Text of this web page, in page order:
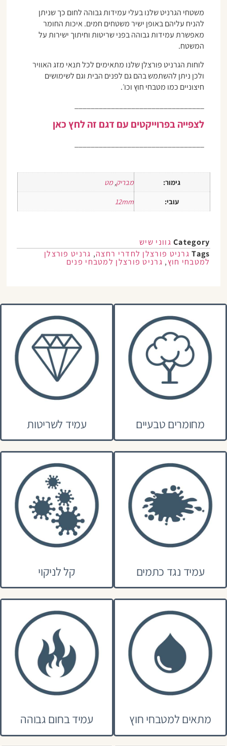
משטחי הגרניט שלנו בעלי עמידות גבוהה לחום כך שניתן
להניח עליהם באופן ישיר משטחים חמים. איכות החומר
מאפשרת עמידות גבוהה בפני שריטות וחיתוך ישירות על
המשטח.
לוחות הגרניט פורצלן שלנו מתאימים לכל תנאי מזג האוויר
ולכן ניתן להשתמש בהם גם לפנים הבית וגם לשימושים
חיצוניים כמו מטבחי חוץ וכו׳.
לצפייה בפרוייקטים עם דגם זה לחץ כאן
גימור: מבריק,מט
עובי:
12mm
Category גווני שיש
Tags גרניט פורצלן לחדרי רחצה, גרניט פורצלן
למטבחי חוץ, גרניט פורצלן למטבחי פנים
מחומרים טבעיים עמיד לשריטות
עמיד נגד כתמים קל לניקוי
מתאים למטבחי חוץ עמיד בחום גבוהה